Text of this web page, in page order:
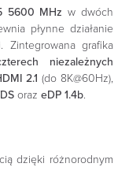
5600 MHz w dwóch
płynne działanie
Zintegrowana grafika
niezależnych
2.1 (do 8K@60Hz),
oraz eDP 1.4b.
dzięki różnorodnym